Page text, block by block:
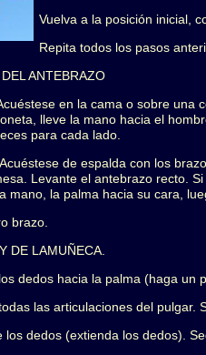
Vuelva a la posición inicial,
Repita todos los pasos
ANTEBRAZO
en la cama o sobre
lleve la mano hacia el
para cada lado.
de espalda con los
Levante el antebrazo recto.
mano, la palma hacia su cara,
brazo.
DE LAMUÑECA.
dedos hacia la palma (haga un
las articulaciones del pulgar.
los dedos (extienda los dedos).